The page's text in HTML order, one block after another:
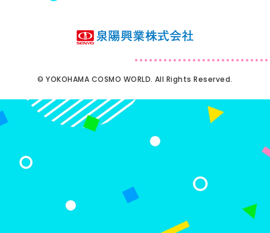
© YOKOHAMA COSMO WORLD. All Rights Reserved.